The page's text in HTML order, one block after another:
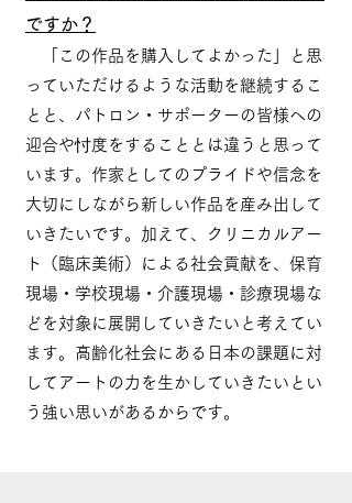
ですか？
「この作品を購入してよかった」と思
っていただけるような活動を継続するこ
とと、パトロン・サポーターの皆様への
迎合や忖度をすることとは違うと思って
います。作家としてのプライドや信念を
大切にしながら新しい作品を産み出して
いきたいです。加えて、クリニカルアー
ト（臨床美術）による社会貢献を、保育
現場・学校現場・介護現場・診療現場な
どを対象に展開していきたいと考えてい
ます。高齢化社会にある日本の課題に対
してアートの力を生かしていきたいとい
う強い思いがあるからです。